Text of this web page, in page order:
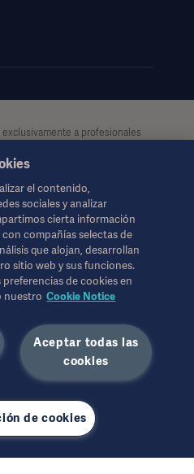
a profesionales
Dicha información no es
considerarse como reemplazo
de usuario o consejo
del uso ilegal,
de los contenidos e
el acceso a la información
de la misma, y su contenido
del usuario.
o producto mencionado
o en parte, sin el permiso
una audiencia internacional
y no reflejan ni
puntos de vista de Getinge.
el contenido,
sociales y analizar
cierta información
compañías selectas de
que alojan, desarrollan
sitio web y sus funciones.
preferencias de cookies en
nuestro Cookie Notice
Aceptar todas las
cookies
de cookies